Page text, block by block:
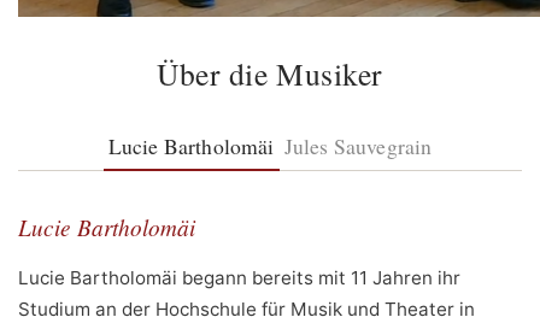
Über die Musiker
Lucie Bartholomäi Jules Sauvegrain
Lucie Bartholomäi
Lucie Bartholomäi begann bereits mit 11 Jahren ihr
Studium an der Hochschule für Musik und Theater in